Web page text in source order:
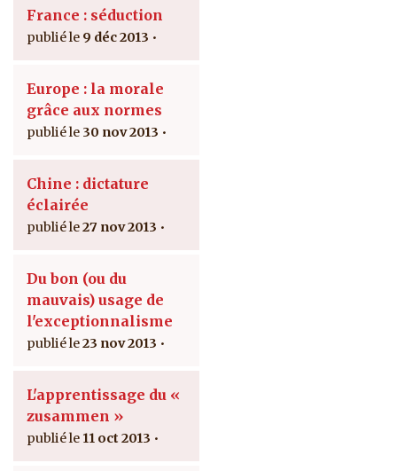
France : séduction
9 déc 2013
Europe : la morale
grâce aux normes
30 nov 2013
Chine : dictature
éclairée
27 nov 2013
Du bon (ou du
mauvais) usage de
l'exceptionnalisme
23 nov 2013
L'apprentissage du «
zusammen »
11 oct 2013